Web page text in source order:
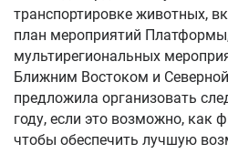
транспортировке животных,
план мероприятий
мультирегиональных
Ближним Востоком и
предложила организовать
году, если это возможно, как
чтобы обеспечить лучшую